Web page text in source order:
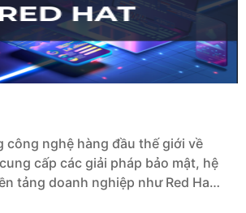
công nghệ hàng đầu thế giới về
cấp các giải pháp bảo mật, hệ
tảng doanh nghiệp như Red Hat